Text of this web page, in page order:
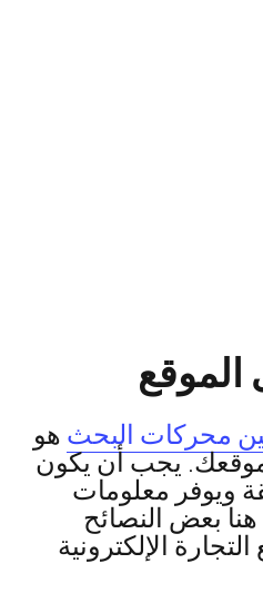
محركات البحث هو
يجب أن يكون
ويوفر معلومات
بعض النصائح
الإلكترونية